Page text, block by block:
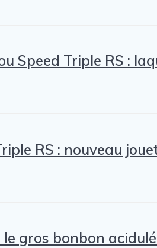
Speed Triple RS :
RS : nouveau
le gros bonbon